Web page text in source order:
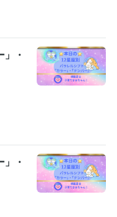
解決策】 【親子鑑定】
【ママへの♡パラレル
・
・